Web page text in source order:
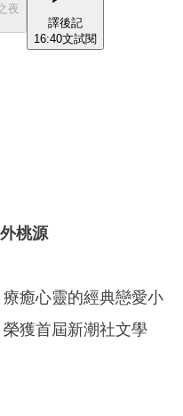
夜
譯後記
16:40文試閱
桃源
癒心靈的經典戀愛小
獲首屆新潮社文學